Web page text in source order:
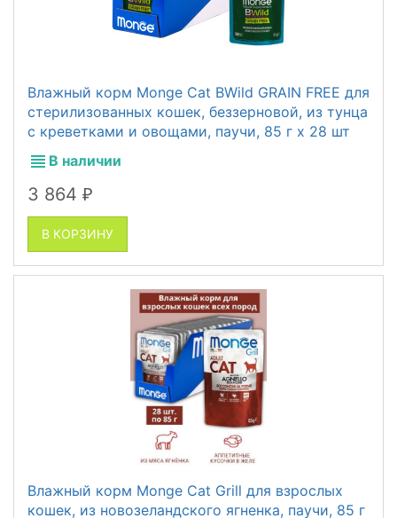
Влажный корм Monge Cat BWild GRAIN FREE для
стерилизованных кошек, беззерновой, из тунца
с креветками и овощами, паучи, 85 г x 28 шт
В наличии
3 864 ₽
В КОРЗИНУ
Влажный корм Monge Cat Grill для взрослых
кошек, из новозеландского ягненка, паучи, 85 г